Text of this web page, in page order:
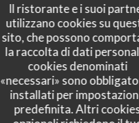
Il ristorante e i suoi
utilizzano cookies su
sito, che possono
la raccolta di dati
cookies denominati
«necessari» sono
installati per
predefinita. Altri